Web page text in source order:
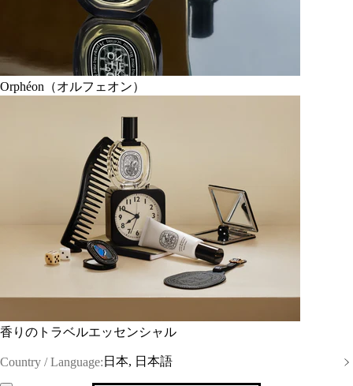
Orphéon（オルフェオン）
香りのトラベルエッセンシャル
Country / Language: 日本, 日本語